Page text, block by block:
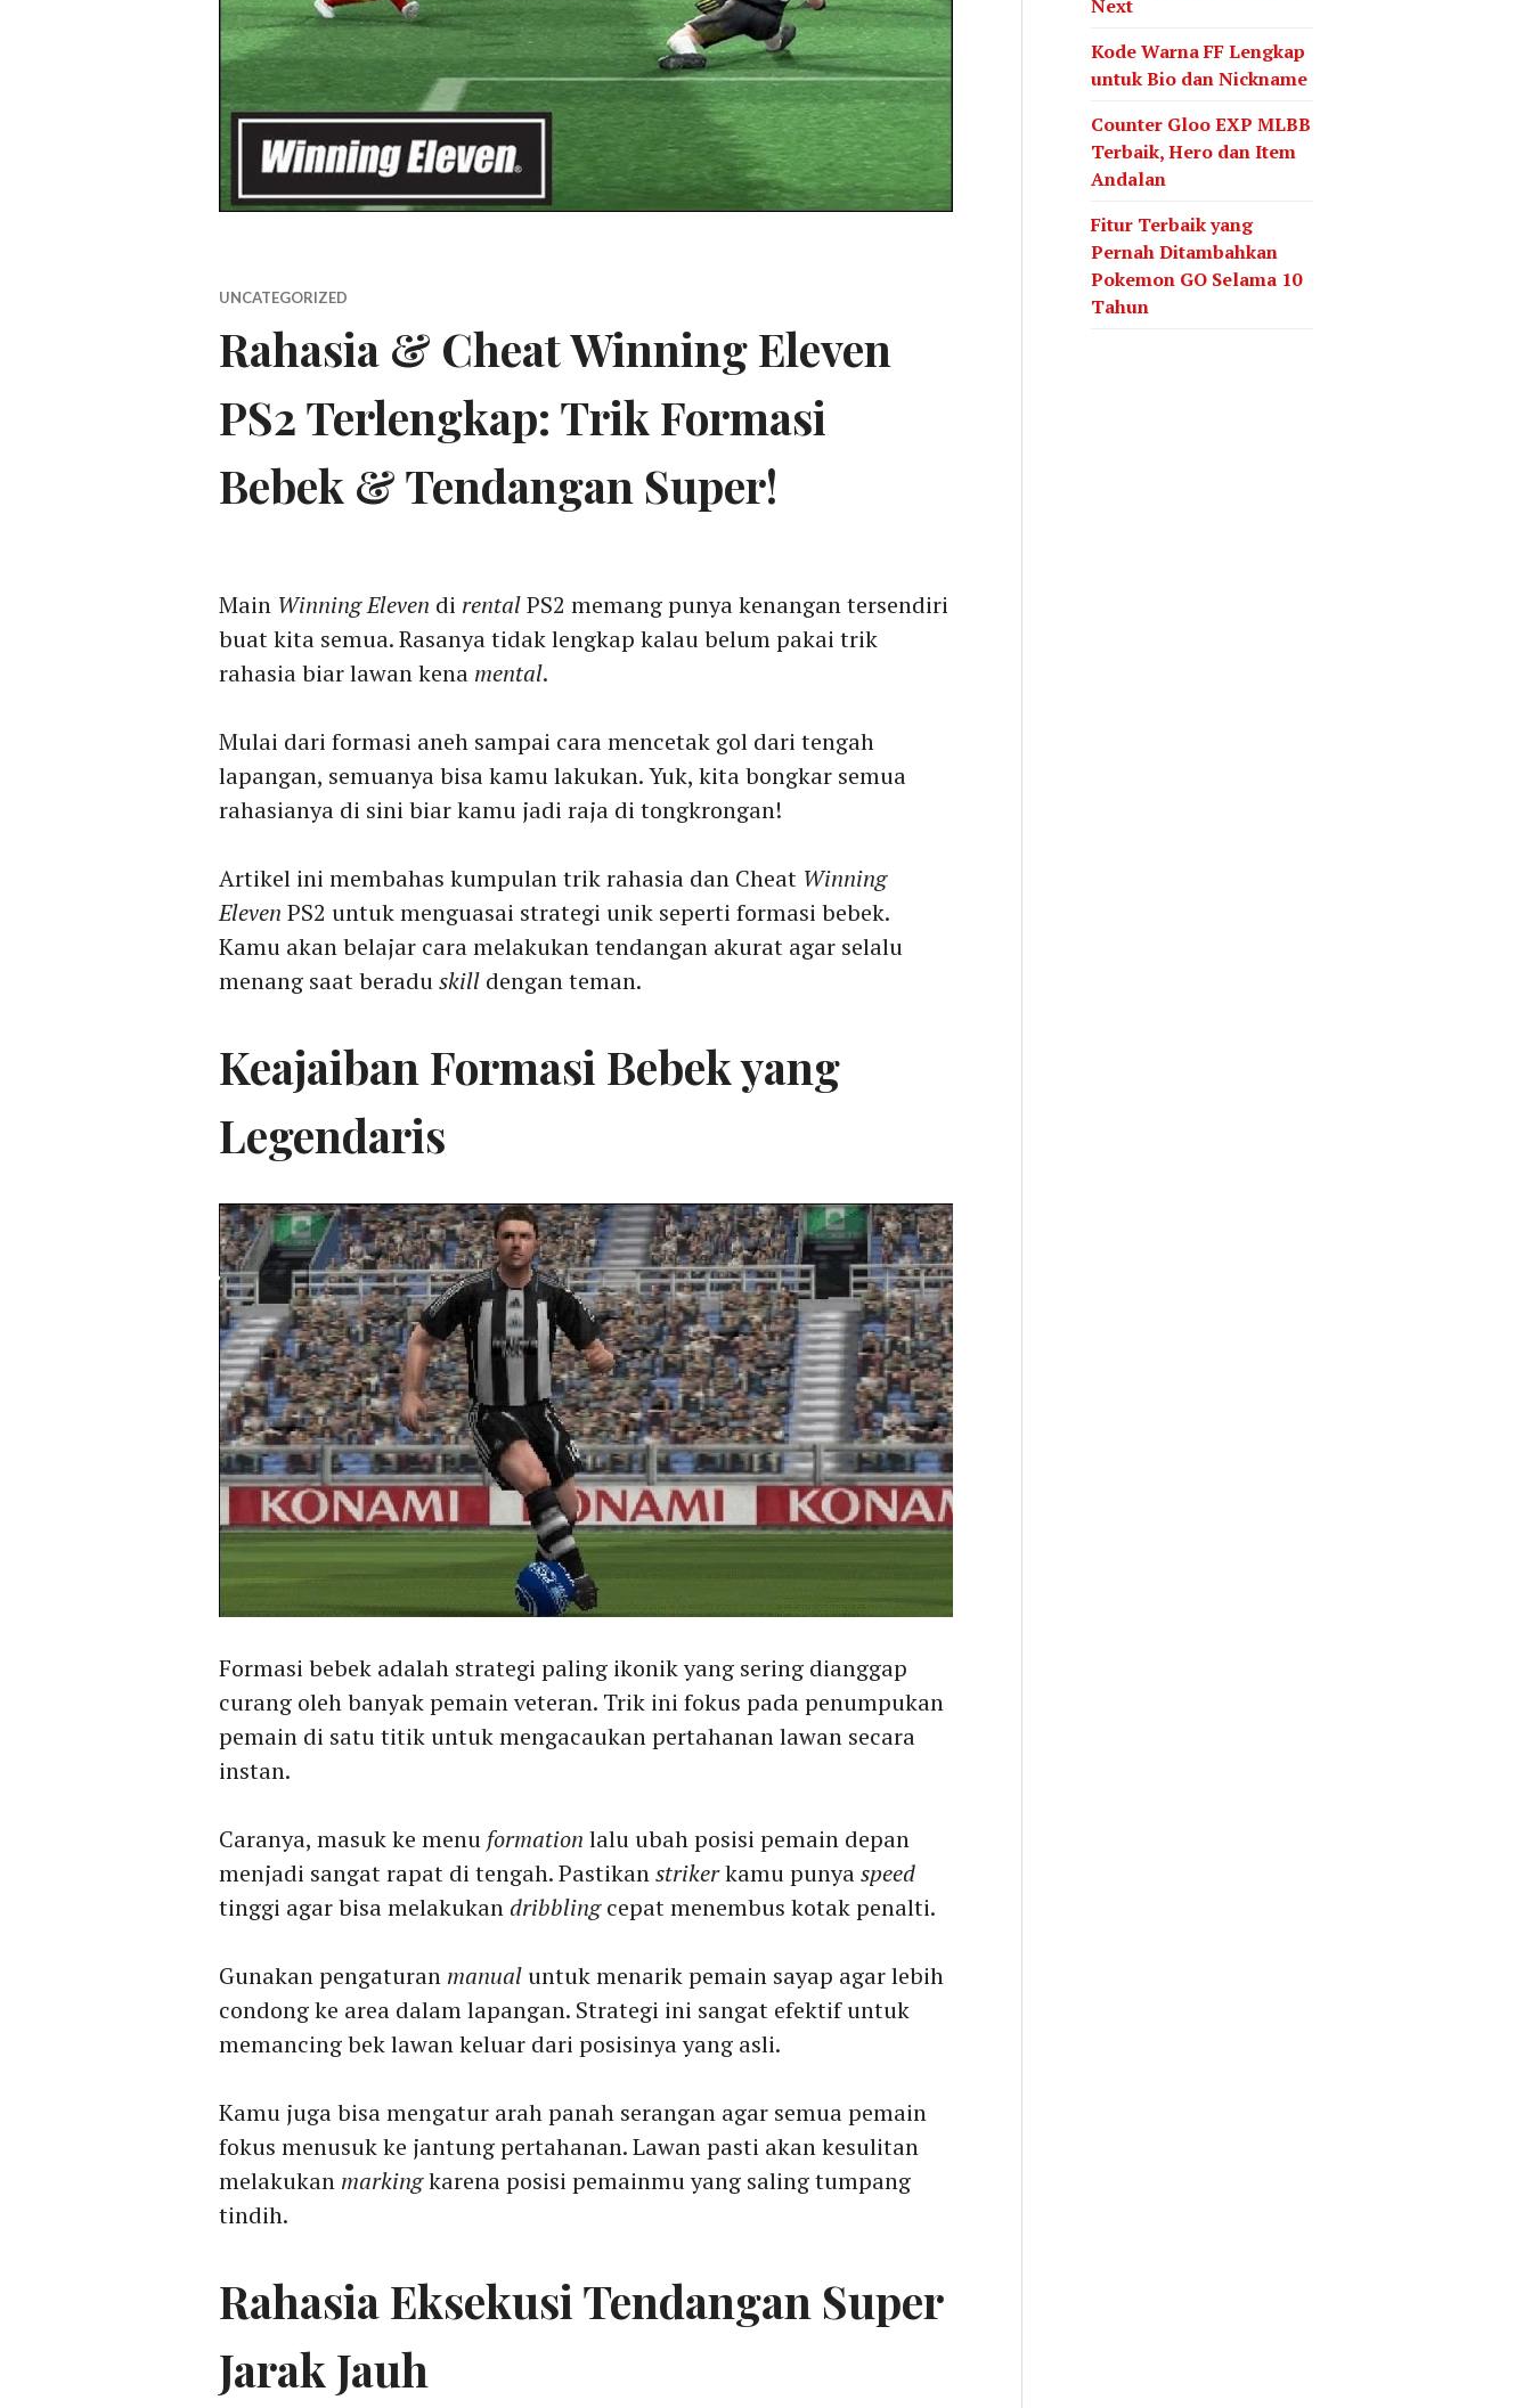
UNCATEGORIZED
Rahasia & Cheat Winning Eleven
PS2 Terlengkap: Trik Formasi
Bebek & Tendangan Super!
Main Winning Eleven di rentalPS2 memang punya kenangan tersendiri
buat kita semua. Rasanya tidak lengkap kalau belum pakai trik
rahasia biar lawan kena mental.
Mulai dari formasi aneh sampai cara mencetak gol dari tengah
lapangan, semuanya bisa kamu lakukan. Yuk, kita bongkar semua
rahasianya di sini biar kamu jadi raja di tongkrongan!
Artikel ini membahas kumpulan trik rahasia dan Cheat Winning
Eleven PS2 untuk menguasai strategi unik seperti formasi bebek.
Kamu akan belajar cara melakukan tendangan akurat agar selalu
menang saat beraduskill dengan teman.
Keajaiban Formasi Bebek yang
Legendaris
Formasi bebek adalah strategi paling ikonik yang sering dianggap
curang oleh banyak pemain veteran. Trik ini fokus pada penumpukan
pemain di satu titik untuk mengacaukan pertahanan lawan secara
instan.
Caranya, masuk ke menu formation lalu ubah posisi pemain depan
menjadi sangat rapat di tengah. Pastikanstrikerkamu punyaspeed
tinggi agar bisa melakukan dribblingcepat menembus kotak penalti.
Gunakan pengaturan manual untuk menarik pemain sayap agar lebih
condong ke area dalam lapangan. Strategi ini sangat efektif untuk
memancing bek lawan keluar dari posisinya yang asli.
Kamu juga bisa mengatur arah panah serangan agar semua pemain
fokus menusuk ke jantung pertahanan. Lawan pasti akan kesulitan
melakukan markingkarena posisi pemainmu yang saling tumpang
tindih.
Rahasia Eksekusi Tendangan Super
Jarak Jauh
Next
Kode Warna FF Lengkap
untuk Bio dan Nickname
Counter Gloo EXP MLBB
Terbaik, Hero dan Item
Andalan
Fitur Terbaik yang
Pernah Ditambahkan
Pokemon GO Selama 10
Tahun